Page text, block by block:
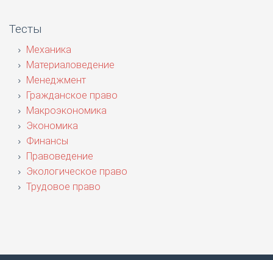
Тесты
Механика
Материаловедение
Менеджмент
Гражданское право
Макроэкономика
Экономика
Финансы
Правоведение
Экологическое право
Трудовое право